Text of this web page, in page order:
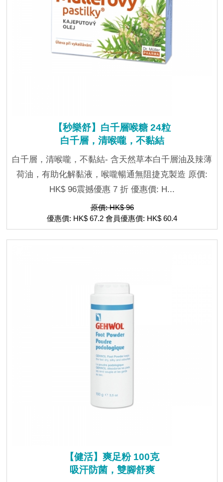
【秒樂舒】白千層喉糖 24粒
白千層，清喉嚨，不黏結
白千層，清喉嚨，不黏結- 含天然草本白千層油及辣薄
荷油，有助化解黏液，喉嚨暢通無阻捷克製造 原價:
HK$ 96震撼優惠 7 折 優惠價: H...
原價: HK$ 96
優惠價: HK$ 67.2 會員優惠價: HK$ 60.4
【健活】爽足粉 100克
吸汗防菌，雙腳舒爽